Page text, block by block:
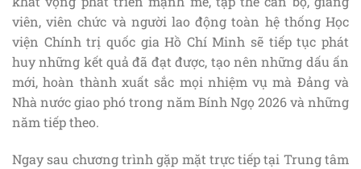
viên, viên chức và người lao động toàn hệ thống Học
viện Chính trị quốc gia Hồ Chí Minh sẽ tiếp tục phát
huy những kết quả đã đạt được, tạo nên những dấu ấn
mới, hoàn thành xuất sắc mọi nhiệm vụ mà Đảng và
Nhà nước giao phó trong năm Bính Ngọ 2026 và những
năm tiếp theo.
Ngay sau chương trình gặp mặt trực tiếp tại Trung tâm